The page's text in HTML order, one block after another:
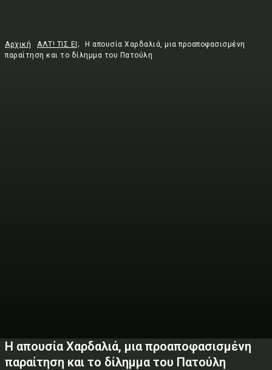
Αρχική ΑΛΤ! ΤΙΣ ΕΙ;
Η απουσία Χαρδαλιά, μια προαποφασισμένη
παραίτηση και το δίλημμα του Πατούλη
Η απουσία Χαρδαλιά, μια προαποφασισμένη
παραίτηση και το δίλημμα του Πατούλη